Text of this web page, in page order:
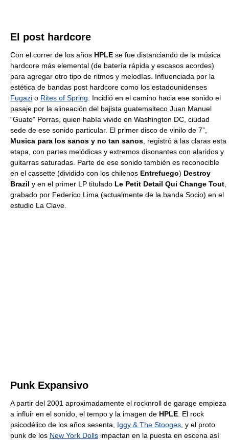
El post hardcore
Con el correr de los años HPLE se fue distanciando de la música
hardcore más elemental (de batería rápida y escasos acordes)
para agregar otro tipo de ritmos y melodías. Influenciada por la
estética de bandas post hardcore como los estadounidenses
Fugazi o Rites of Spring . Incidió en el camino hacia ese sonido el
pasaje por la alineación del bajista guatemalteco Juan Manuel
“Guate” Porras, quien había vivido en Washington DC, ciudad
sede de ese sonido particular. El primer disco de vinilo de 7”,
Musica para los sanos y no tan sanos , registró a las claras esta
etapa, con partes melódicas y extremos disonantes con alaridos y
guitarras saturadas. Parte de ese sonido también es reconocible
en el cassette (dividido con los chilenos Entrefuego) Destroy
Brazil y en el primer LP titulado Le Petit Detail Qui Change Tout
grabado por Federico Lima (actualmente de la banda Socio) en el
estudio La Clave.
Punk Expansivo
A partir del 2001 aproximadamente el rocknroll de garage empieza
a influir en el sonido, el tempo y la imagen de HPLE . El rock
psicodélico de los años sesenta, Iggy & The Stooges , y el proto
punk de los New York Dolls impactan en la puesta en escena así